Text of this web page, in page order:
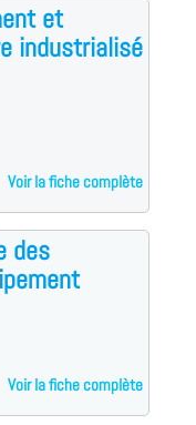
et
industrialisé
Voir la fiche complète
des
Voir la fiche complète